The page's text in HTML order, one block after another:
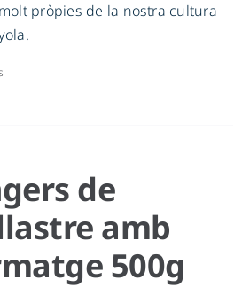
pròpies de la nostra cultura
de
amb
500g